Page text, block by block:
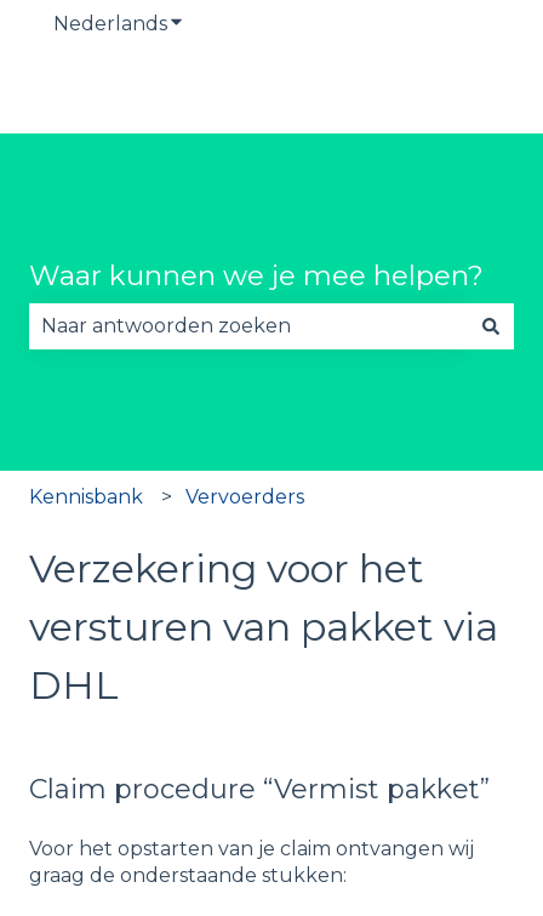
NederlandsSubmenu tonen voor vertalingen
Waar kunnen we je mee helpen?
Kennisbank Vervoerders
Verzekering voor het
versturen van pakket via
DHL
Claim procedure “Vermist pakket”
Voor het opstarten van je claim ontvangen wij
graag de onderstaande stukken: